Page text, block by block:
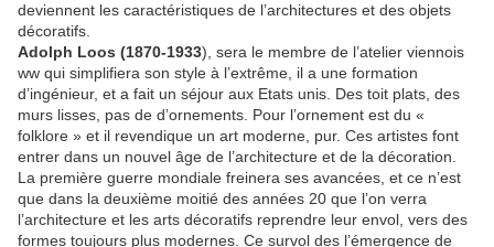
deviennent les caractéristiques de l’architectures et des objets
décoratifs.
Adolph Loos (1870-1933), sera le membre de l’atelier viennois
ww qui simplifiera son style à l’extrême, il a une formation
d’ingénieur, et a fait un séjour aux Etats unis. Des toit plats, des
murs lisses, pas de d’ornements. Pour l’ornement est du «
folklore » et il revendique un art moderne, pur. Ces artistes font
entrer dans un nouvel âge de l’architecture et de la décoration.
La première guerre mondiale freinera ses avancées, et ce n’est
que dans la deuxième moitié des années 20 que l’on verra
l’architecture et les arts décoratifs reprendre leur envol, vers des
formes toujours plus modernes. Ce survol des l’émergence de